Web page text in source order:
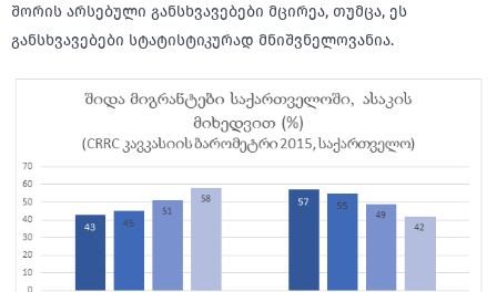
შორის არსებული განსხვავებები მცირეა, თუმცა, ეს
განსხვავებები სტატისტიკურად მნიშვნელოვანია.